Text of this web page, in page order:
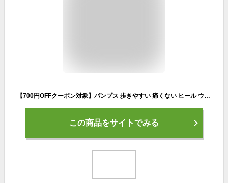
【700円OFFクーポン対象】パンプス 歩きやすい 痛くない ヒール ウェッジソール 幅広 柔らかい フォーマル 日本製 かかと 歩きやすい 疲れにくい 走れる 外反母趾 通勤 仕事用 結婚式 二次会 お呼ばれ パーティー ハレの日痛くない 走れる
この商品をサイトでみる